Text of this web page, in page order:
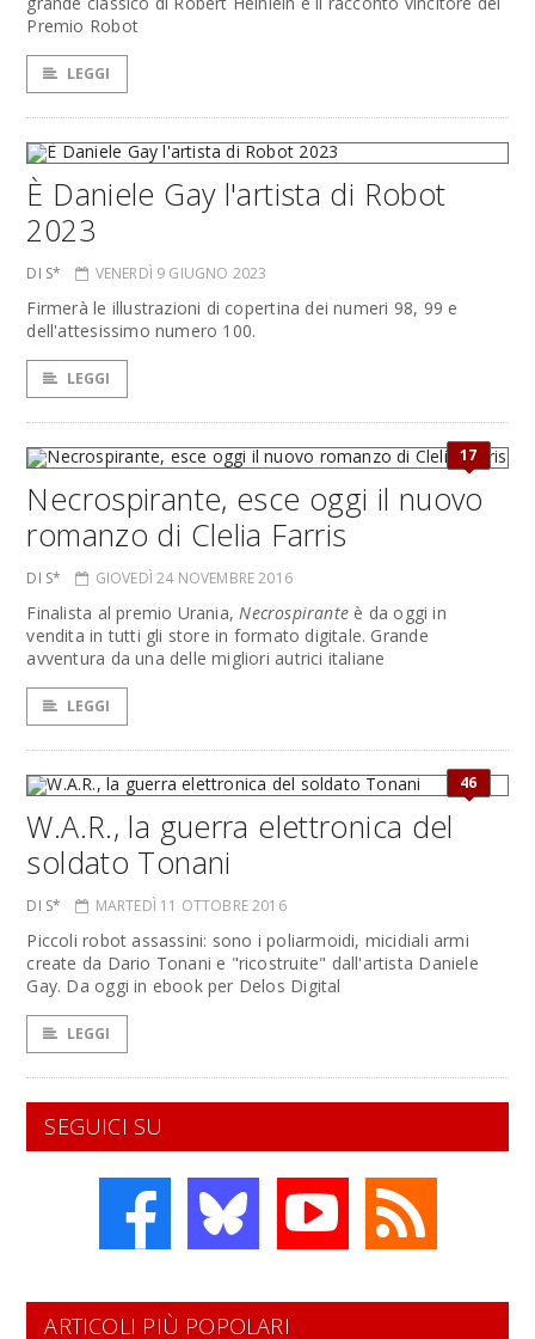
Premio Robot
LEGGI
È Daniele Gay l'artista di Robot
2023
DI S* VENERDÌ 9 GIUGNO 2023
Firmerà le illustrazioni di copertina dei numeri 98, 99 e
dell'attesissimo numero 100.
LEGGI
17
Necrospirante, esce oggi il nuovo
romanzo di Clelia Farris
DI S* GIOVEDÌ 24 NOVEMBRE 2016
Finalista al premio Urania,Necrospirante è da oggi in
vendita in tutti gli store in formato digitale. Grande
avventura da una delle migliori autrici italiane
LEGGI
46
W.A.R., la guerra elettronica del
soldato Tonani
DI S* MARTEDÌ 11 OTTOBRE 2016
Piccoli robot assassini: sono i poliarmoidi, micidiali armi
create da Dario Tonani e "ricostruite" dall'artista Daniele
Gay. Da oggi in ebook per Delos Digital
LEGGI
SEGUICI SU
ARTICOLI PIÙ POPOLARI